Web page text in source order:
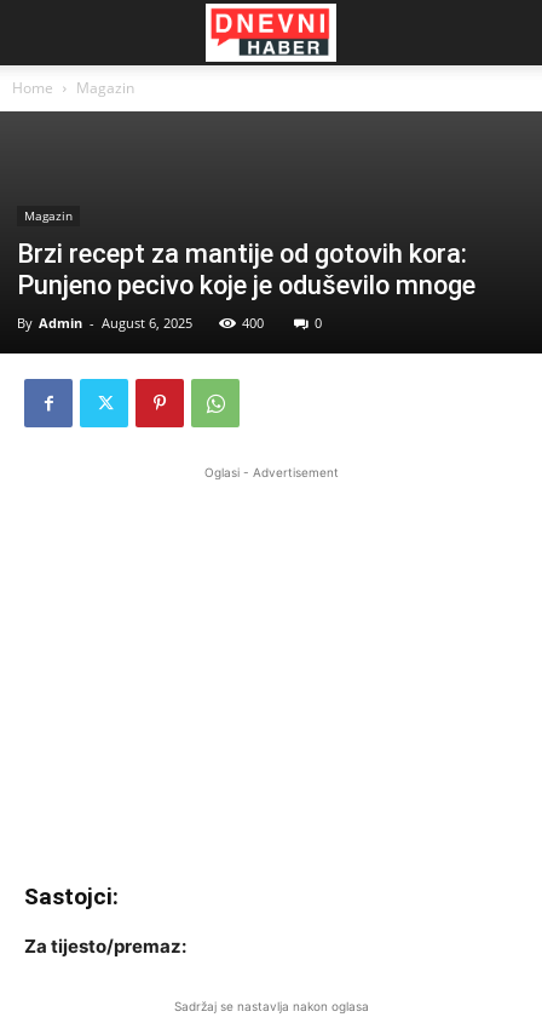
Home Magazin
Magazin
Brzi recept za mantije od gotovih kora:
Punjeno pecivo koje je oduševilo mnoge
By Admin - August 6, 2025 400 0
Oglasi - Advertisement
Sastojci:
Za tijesto/premaz:
Sadržaj se nastavlja nakon oglasa